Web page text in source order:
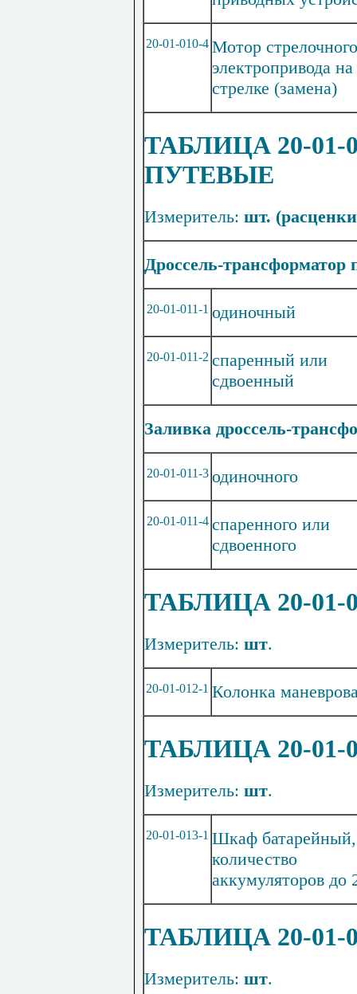
20-01-010-4 Мотор стрелочного
электропривода на
стрелке (замена)
ТАБЛИЦА 20-01-
ПУТЕВЫЕ
Измеритель: шт.
Дроссель-трансформатор
20-01-011-1 одиночный
20-01-011-2 спаренный или
сдвоенный
Заливка дроссель-
20-01-011-3 одиночного
20-01-011-4 спаренного или
сдвоенного
ТАБЛИЦА 20-
Измеритель: шт.
20-01-012-1 Колонка
ТАБЛИЦА 20-
Измеритель: шт.
20-01-013-1 Шкаф батарейный,
количество
аккумуляторов до
ТАБЛИЦА 20-
Измеритель: шт.